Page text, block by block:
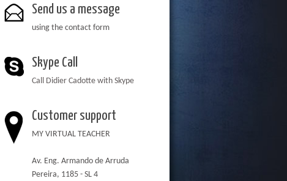
Send us a message
using the contact form
Skype Call
Call Didier Cadotte with Skype
Customer support
MY VIRTUAL TEACHER
Av. Eng. Armando de Arruda
Pereira, 1185 - SL 4